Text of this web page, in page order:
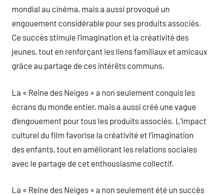
mondial au cinéma, mais a aussi provoqué un
engouement considérable pour ses produits associés.
Ce succès stimule l’imagination et la créativité des
jeunes, tout en renforçant les liens familiaux et amicaux
grâce au partage de ces intérêts communs.
La « Reine des Neiges » a non seulement conquis les
écrans du monde entier, mais a aussi créé une vague
d’engouement pour tous les produits associés. L’impact
culturel du film favorise la créativité et l’imagination
des enfants, tout en améliorant les relations sociales
avec le partage de cet enthousiasme collectif.
La « Reine des Neiges » a non seulement été un succès